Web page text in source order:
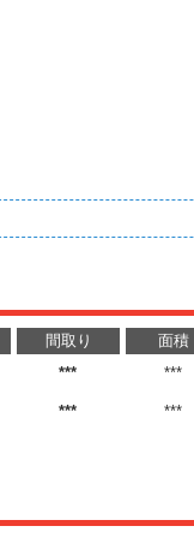
間取り 面積
*** ***
*** ***